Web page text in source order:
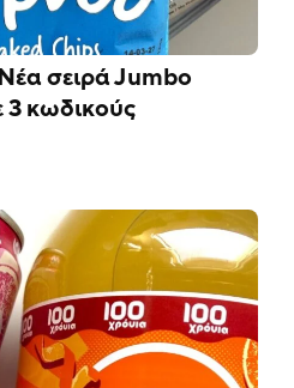
σειρά Jumbo
κωδικούς